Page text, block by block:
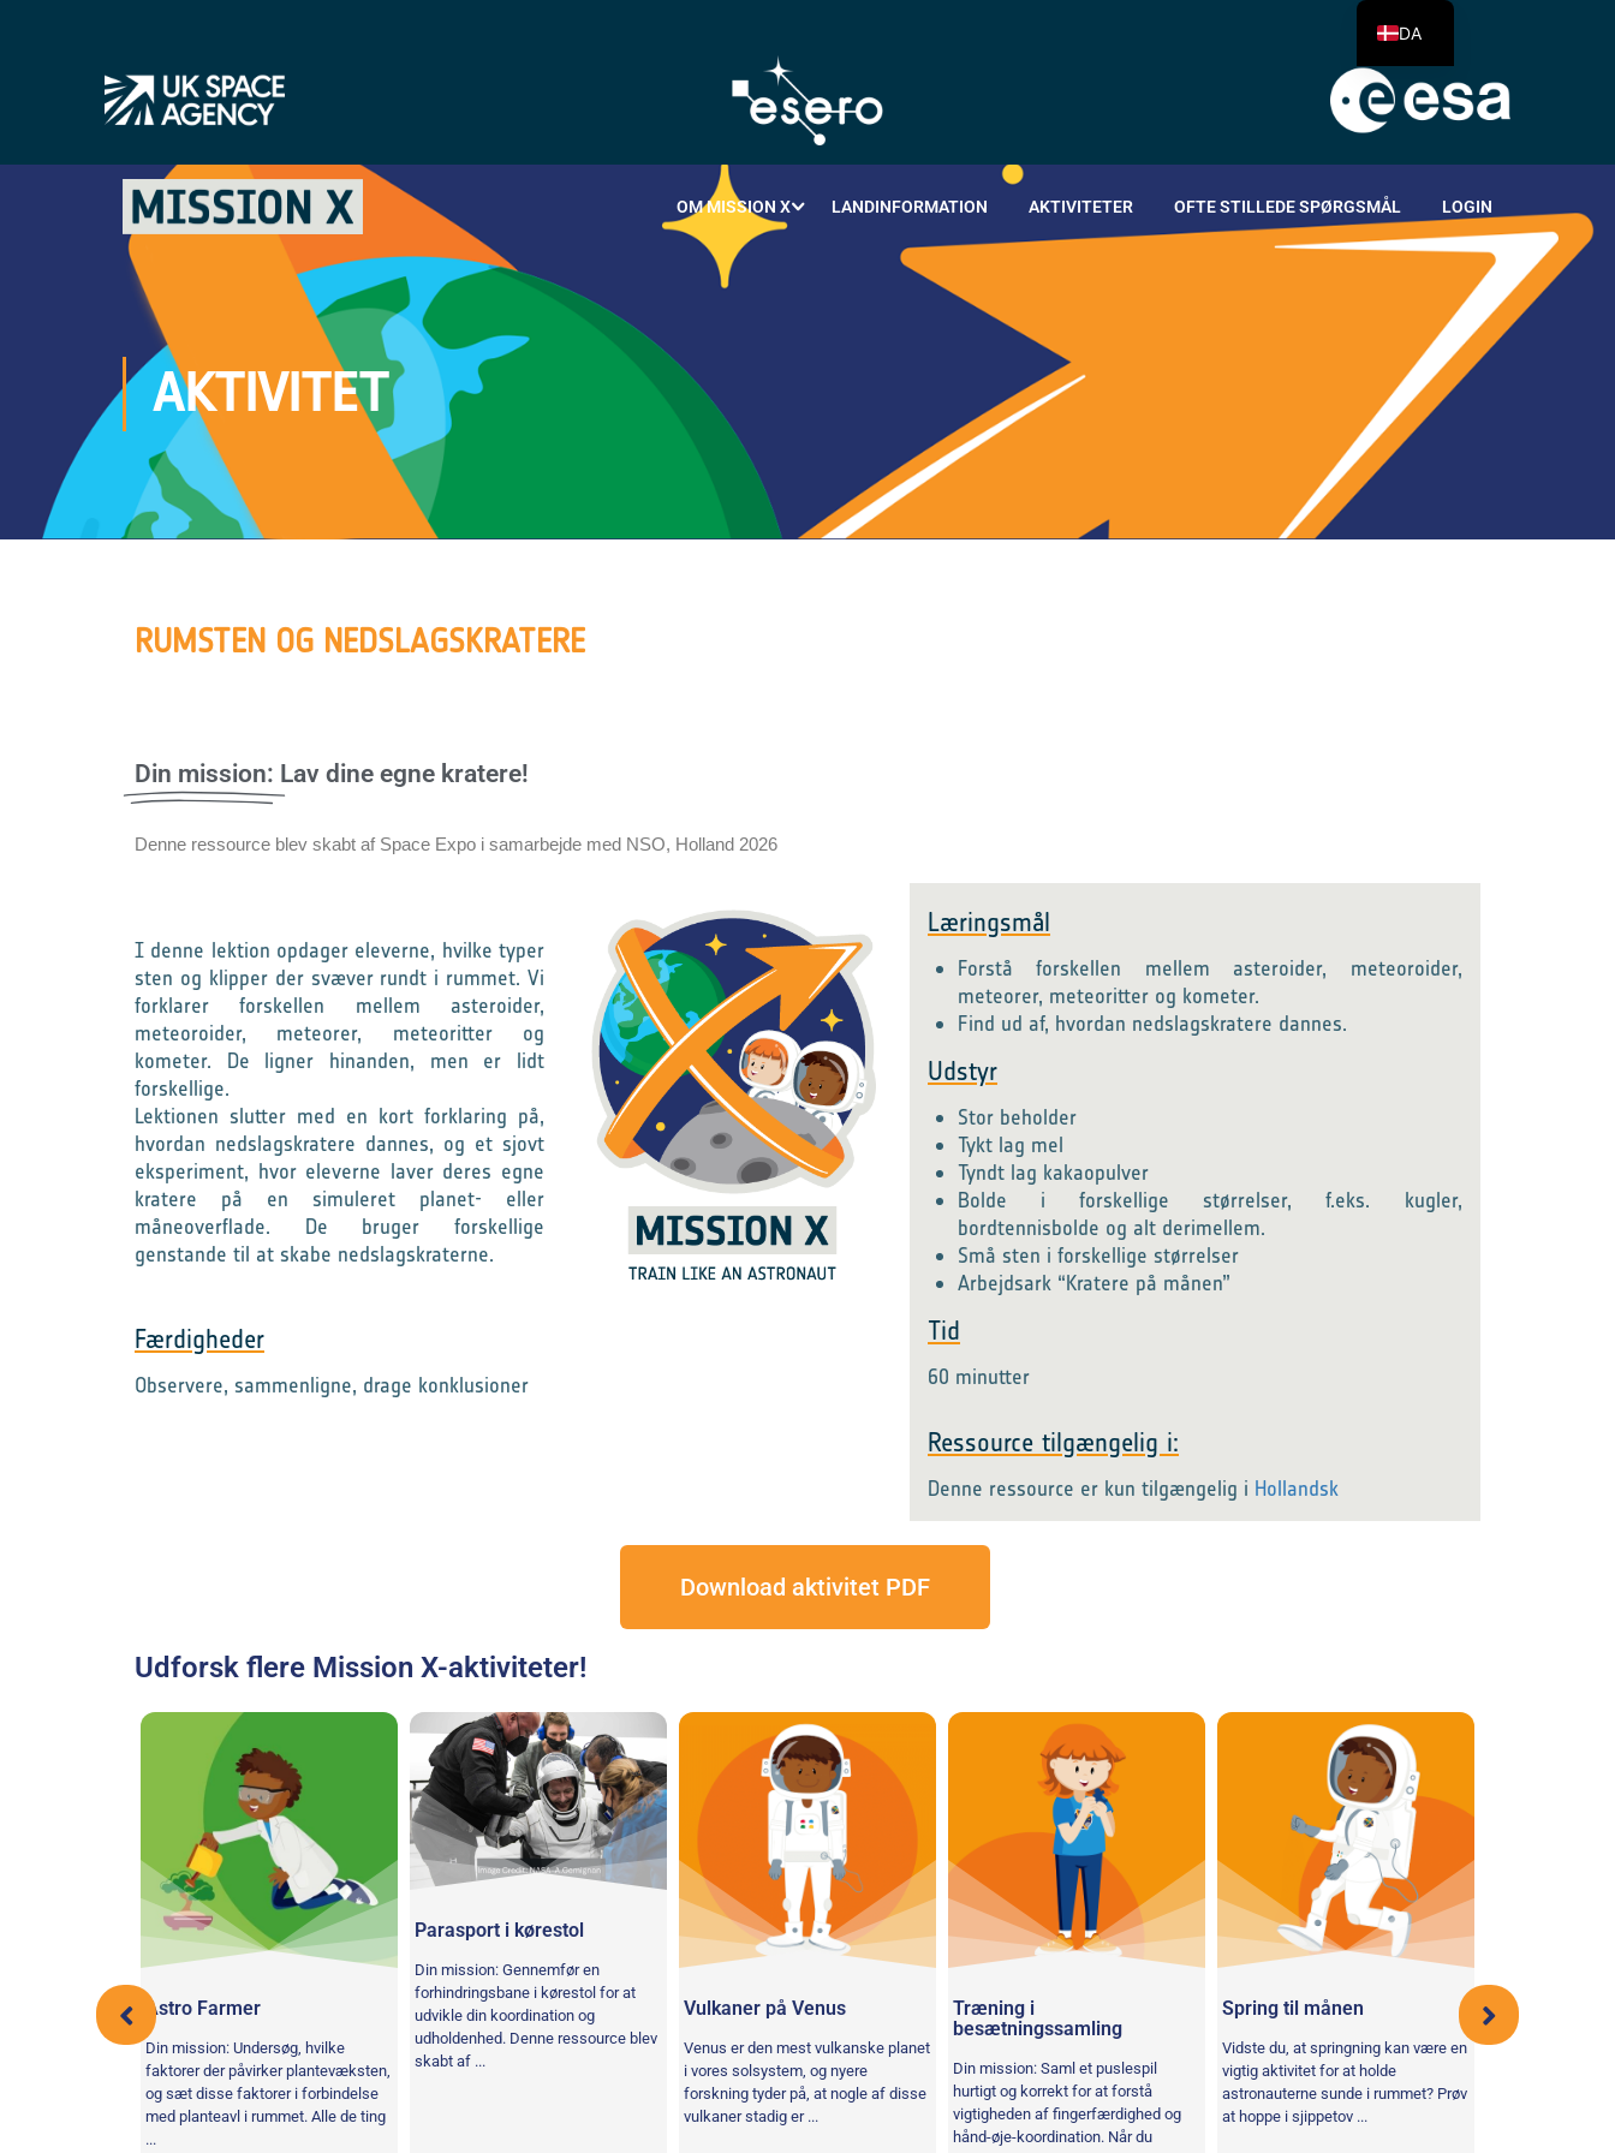
OM MISSION X LANDINFORMATION AKTIVITETER OFTE STILLEDE SPØRGSMÅL LOGIN
AKTIVITET
RUMSTEN OG NEDSLAGSKRATERE
Din mission: Lav dine egne kratere!
Denne ressource blev skabt af Space Expo i samarbejde med NSO, Holland 2026
I denne lektion opdager eleverne, hvilke typer
sten og klipper der svæver rundt i rummet. Vi
forklarer forskellen mellem asteroider,
meteoroider, meteorer, meteoritter og
kometer. De ligner hinanden, men er lidt
forskellige.
Lektionen slutter med en kort forklaring på,
hvordan nedslagskratere dannes, og et sjovt
eksperiment, hvor eleverne laver deres egne
kratere på en simuleret planet- eller
måneoverflade. De bruger forskellige
genstande til at skabe nedslagskraterne.
Færdigheder
Observere, sammenligne, drage konklusioner
Læringsmål
Forstå forskellen mellem asteroider, meteoroider,
meteorer, meteoritter og kometer.
Find ud af, hvordan nedslagskratere dannes.
Udstyr
Stor beholder
Tykt lag mel
Tyndt lag kakaopulver
Bolde i forskellige størrelser, f.eks. kugler,
bordtennisbolde og alt derimellem.
Små sten i forskellige størrelser
Arbejdsark “Kratere på månen”
Tid
60 minutter
Ressource tilgængelig i:
Denne ressource er kun tilgængelig i Hollandsk
Download aktivitet PDF
Udforsk flere Mission X-aktiviteter!
Astro Farmer
Din mission: Undersøg, hvilke
faktorer der påvirker plantevæksten,
og sæt disse faktorer i forbindelse
med planteavl i rummet. Alle de ting
...
Parasport i kørestol
Din mission: Gennemfør en
forhindringsbane i kørestol for at
udvikle din koordination og
udholdenhed. Denne ressource blev
skabt af ...
Vulkaner på Venus
Venus er den mest vulkanske planet
i vores solsystem, og nyere
forskning tyder på, at nogle af disse
vulkaner stadig er ...
Træning i
besætningssamling
Din mission: Saml et puslespil
hurtigt og korrekt for at forstå
vigtigheden af fingerfærdighed og
hånd-øje-koordination. Når du
Spring til månen
Vidste du, at springning kan være en
vigtig aktivitet for at holde
astronauterne sunde i rummet? Prøv
at hoppe i sjippetov ...
Hop på din
Din mission:
DA